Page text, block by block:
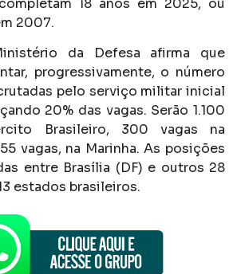
2007.
da Defesa afirma que
progressivamente, o número
pelo serviço militar inicial
20% das vagas. Serão 1.100
Brasileiro, 300 vagas na
vagas, na Marinha. As posições
entre Brasília (DF) e outros 28
estados brasileiros.